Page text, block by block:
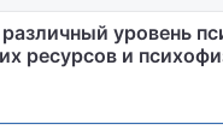
уровень
ресурсов и